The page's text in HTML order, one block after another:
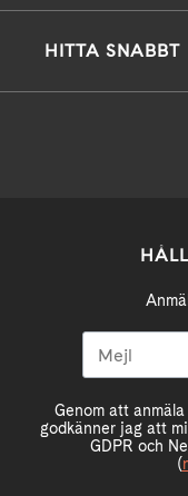
HITTA SNABBT
Genom att
godkänner jag att
GDPR och
(